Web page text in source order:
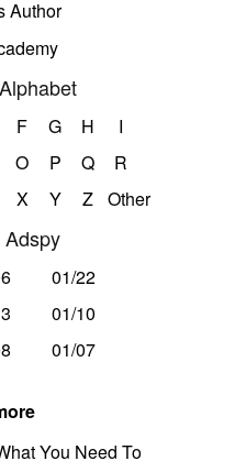
Author
F G H
I
O P Q
R
X Y Z Other
Adspy
01/22
01/10
01/07
You Need To